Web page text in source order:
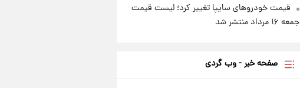
قیمت خودروهای سایپا تغییر کرد؛ لیست قیمت
جمعه ۱۶ مرداد منتشر شد
صفحه خبر - وب گردی